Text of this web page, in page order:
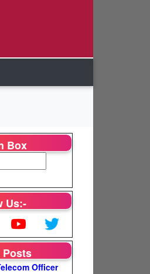
Box
Us:-
Posts
Officer